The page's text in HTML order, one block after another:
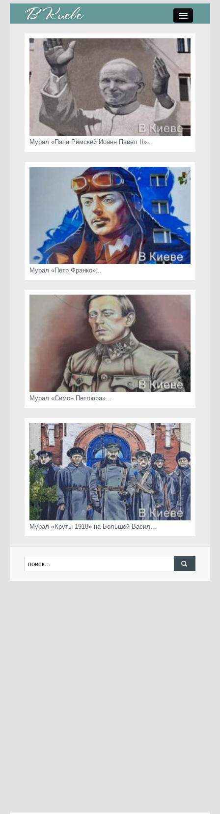
стрит-арт
коты Киева
скамейки
часы Киева
Мурал «Папа Римский Иоанн Павел II»...
Мурал «Петр Франко»...
Мурал «Симон Петлюра»...
Мурал «Круты 1918» на Большой Васил...